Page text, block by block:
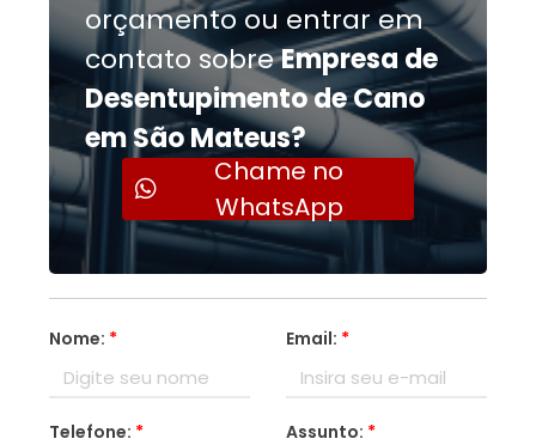
orçamento ou entrar em
contato sobreEmpresa de
Desentupimento de Cano
em São Mateus?
Chame no
WhatsApp
Nome: * Email: *
Telefone: * Assunto: *